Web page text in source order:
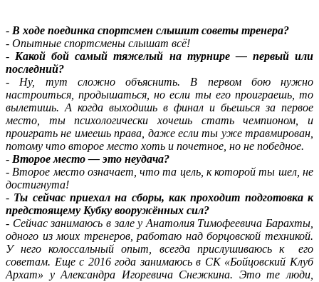
- В ходе поединка спортсмен слышит советы тренера?
- Опытные спортсмены слышат всё!
- Какой бой самый тяжелый на турнире — первый или
последний?
- Ну, тут сложно объяснить. В первом бою нужно
настроиться, продышаться, но если ты его проиграешь, то
вылетишь. А когда выходишь в финал и бьешься за первое
место, ты психологически хочешь стать чемпионом, и
проиграть не имеешь права, даже если ты уже травмирован,
потому что второе место хоть и почетное, но не победное.
- Второе место — это неудача?
- Второе место означает, что та цель, к которой ты шел, не
достигнута!
- Ты сейчас приехал на сборы, как проходит подготовка к
предстоящему Кубку вооружённых сил?
- Сейчас занимаюсь в зале у Анатолия Тимофеевича Барахты,
одного из моих тренеров, работаю над борцовской техникой.
У него колоссальный опыт, всегда прислушиваюсь к его
советам. Еще с 2016 года занимаюсь в СК «Бойцовский Клуб
Архат» у Александра Игоревича Снежкина. Это те люди,